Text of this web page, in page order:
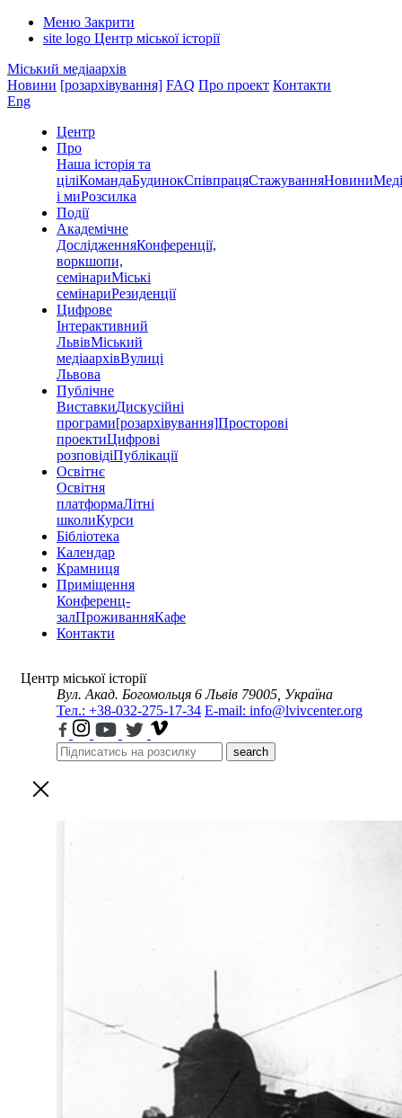
Меню Закрити
site logo Центр міської історії
Міський медіаархів
Новини [розархівування] FAQ Про проект Контакти
Eng
Центр
Про
Наша історія та
ціліКомандаБудинокСпівпрацяСтажуванняНовини
і миРозсилка
Події
Академічне
ДослідженняКонференції,
воркшопи,
семінариМіські
семінариРезиденції
Цифрове
Інтерактивний
ЛьвівМіський
медіаархівВулиці
Львова
Публічне
ВиставкиДискусійні
програми[розархівування]Просторові
проектиЦифрові
розповідіПублікації
Освітнє
Освітня
платформаЛітні
школиКурси
Бібліотека
Календар
Крамниця
Приміщення
Конференц-
залПроживанняКафе
Контакти
Центр міської історії
Вул. Акад. Богомольця 6 Львів 79005, Україна
Тел.: +38-032-275-17-34 E-mail: info@lvivcenter.org
search